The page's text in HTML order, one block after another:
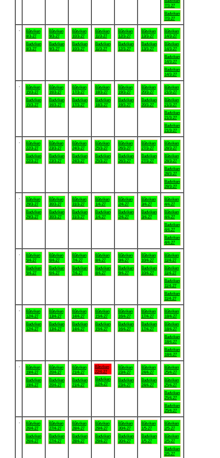
7/3-27
Badviken
7/3-27
Båtviken
8/3-27
Badviken
8/3-27
Båtviken
9/3-27
Badviken
9/3-27
Båtviken
10/3-27
Badviken
10/3-27
Båtviken
11/3-27
Badviken
11/3-27
Båtviken
12/3-27
Badviken
12/3-27
Båtviken
13/3-27
Badviken
13/3-27
Båtviken
14/3-27
Båtviken
14/3-27
Badviken
14/3-27
Badviken
14/3-27
Båtviken
15/3-27
Badviken
15/3-27
Båtviken
16/3-27
Badviken
16/3-27
Båtviken
17/3-27
Badviken
17/3-27
Båtviken
18/3-27
Badviken
18/3-27
Båtviken
19/3-27
Badviken
19/3-27
Båtviken
20/3-27
Badviken
20/3-27
Båtviken
21/3-27
Båtviken
21/3-27
Badviken
21/3-27
Badviken
21/3-27
Båtviken
22/3-27
Badviken
22/3-27
Båtviken
23/3-27
Badviken
23/3-27
Båtviken
24/3-27
Badviken
24/3-27
Båtviken
25/3-27
Badviken
25/3-27
Båtviken
26/3-27
Badviken
26/3-27
Båtviken
27/3-27
Badviken
27/3-27
Båtviken
28/3-27
Båtviken
28/3-27
Badviken
28/3-27
Badviken
28/3-27
Båtviken
29/3-27
Badviken
29/3-27
Båtviken
30/3-27
Badviken
30/3-27
Båtviken
31/3-27
Badviken
31/3-27
Båtviken
1/4-27
Badviken
1/4-27
Båtviken
2/4-27
Badviken
2/4-27
Båtviken
3/4-27
Badviken
3/4-27
Båtviken
4/4-27
Båtviken
4/4-27
Badviken
4/4-27
Badviken
4/4-27
Båtviken
5/4-27
Badviken
5/4-27
Båtviken
6/4-27
Badviken
6/4-27
Båtviken
7/4-27
Badviken
7/4-27
Båtviken
8/4-27
Badviken
8/4-27
Båtviken
9/4-27
Badviken
9/4-27
Båtviken
10/4-27
Badviken
10/4-27
Båtviken
11/4-27
Båtviken
11/4-27
Badviken
11/4-27
Badviken
11/4-27
Båtviken
12/4-27
Badviken
12/4-27
Båtviken
13/4-27
Badviken
13/4-27
Båtviken
14/4-27
Badviken
14/4-27
Båtviken
15/4-27
Badviken
15/4-27
Båtviken
16/4-27
Badviken
16/4-27
Båtviken
17/4-27
Badviken
17/4-27
Båtviken
18/4-27
Båtviken
18/4-27
Badviken
18/4-27
Badviken
18/4-27
Båtviken
19/4-27
Badviken
19/4-27
Båtviken
20/4-27
Badviken
20/4-27
Båtviken
21/4-27
Badviken
21/4-27
Båtviken
22/4-27
Badviken
22/4-27
Båtviken
23/4-27
Badviken
23/4-27
Båtviken
24/4-27
Badviken
24/4-27
Båtviken
25/4-27
Båtviken
25/4-27
Badviken
25/4-27
Badviken
25/4-27
Båtviken
26/4-27
Badviken
26/4-27
Båtviken
27/4-27
Badviken
27/4-27
Båtviken
28/4-27
Badviken
28/4-27
Båtviken
29/4-27
Badviken
29/4-27
Båtviken
30/4-27
Badviken
30/4-27
Båtviken
1/5-27
Badviken
1/5-27
Båtviken
2/5-27
Båtviken
2/5-27
Badviken
2/5-27